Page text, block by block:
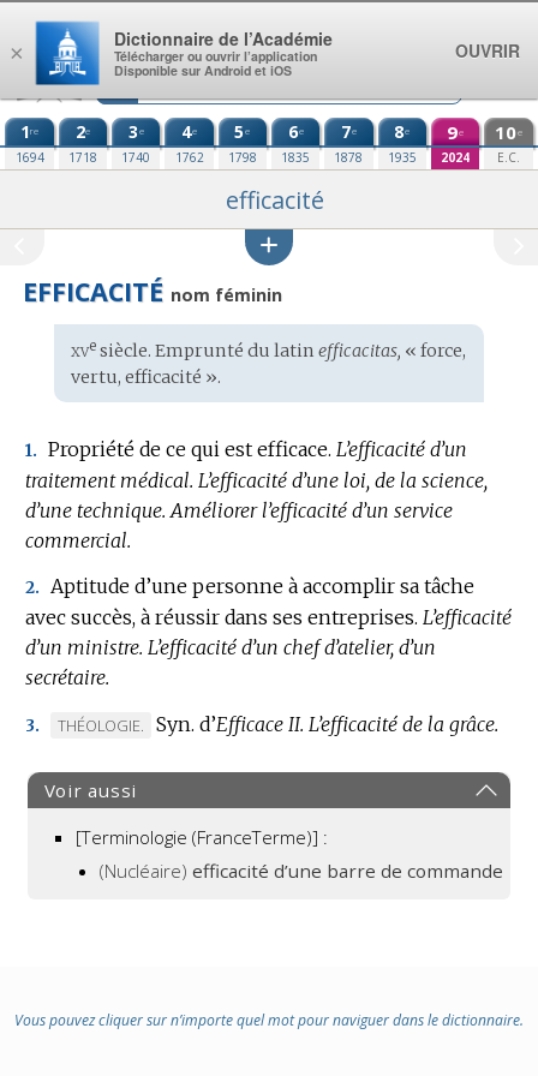
Aller au contenu
1re
1694
2e
1718
3e
1740
4e
1762
5e
1798
6e
1835
7e
1878
8e
1935
9e
2024
10e
E.C.
efficacité
EFFICACITÉ nom féminin
Étymologie
:
xvesiècle. Emprunté du latin efficacitas, « force,
vertu, efficacité ».
1. Propriété de ce qui est efficace. L’efficacité d’un
traitement médical. L’efficacité d’une loi, de la science,
d’une technique. Améliorer l’efficacité d’un service
commercial.
2. Aptitude d’une personne à accomplir sa tâche
avec succès, à réussir dans ses entreprises. L’efficacité
d’un ministre. L’efficacité d’un chef d’atelier, d’un
secrétaire.
3.
MARQUE
DOMAINE
:
THÉOLOGIE. Syn. d’Efficace II. L’efficacité de la grâce.
Voir aussi
[Terminologie (FranceTerme)] :
(Nucléaire)efficacité d’une barre de commande
Vous pouvez cliquer sur n’importe quel mot pour naviguer dans le dictionnaire.
×
Dictionnaire de l’Académie
Télécharger ou ouvrir l’application
Disponible sur Android et iOS
OUVRIR